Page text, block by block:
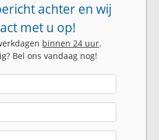
achter en wij
met u op!
binnen 24 uur.
Bel ons vandaag nog!